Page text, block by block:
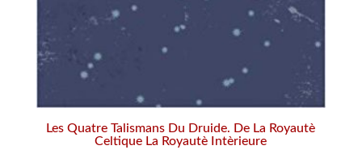
Les Quatre Talismans Du Druide. De La Royautè
Celtique La Royautè Intèrieure